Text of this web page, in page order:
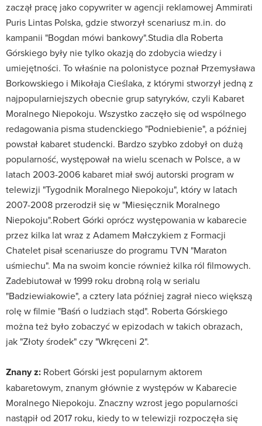
zaczął pracę jako copywriter w agencji reklamowej Ammirati
Puris Lintas Polska, gdzie stworzył scenariusz m.in. do
kampanii "Bogdan mówi bankowy".Studia dla Roberta
Górskiego były nie tylko okazją do zdobycia wiedzy i
umiejętności. To właśnie na polonistyce poznał Przemysława
Borkowskiego i Mikołaja Cieślaka, z którymi stworzył jedną z
najpopularniejszych obecnie grup satyryków, czyli Kabaret
Moralnego Niepokoju. Wszystko zaczęło się od wspólnego
redagowania pisma studenckiego "Podniebienie", a później
powstał kabaret studencki. Bardzo szybko zdobył on dużą
popularność, występował na wielu scenach w Polsce, a w
latach 2003-2006 kabaret miał swój autorski program w
telewizji "Tygodnik Moralnego Niepokoju", który w latach
2007-2008 przerodził się w "Miesięcznik Moralnego
Niepokoju".Robert Górki oprócz występowania w kabarecie
przez kilka lat wraz z Adamem Małczykiem z Formacji
Chatelet pisał scenariusze do programu TVN "Maraton
uśmiechu". Ma na swoim koncie również kilka ról filmowych.
Zadebiutował w 1999 roku drobną rolą w serialu
"Badziewiakowie", a cztery lata później zagrał nieco większą
rolę w filmie "Baśń o ludziach stąd". Roberta Górskiego
można też było zobaczyć w epizodach w takich obrazach,
jak "Złoty środek" czy "Wkręceni 2".
Znany z: Robert Górski jest popularnym aktorem
kabaretowym, znanym głównie z występów w Kabarecie
Moralnego Niepokoju. Znaczny wzrost jego popularności
nastąpił od 2017 roku, kiedy to w telewizji rozpoczęła się